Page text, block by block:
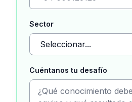
Sector
Cuéntanos tu desafío